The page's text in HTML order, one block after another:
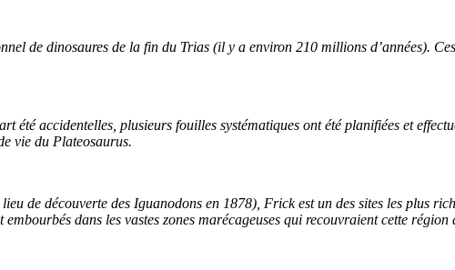
de dinosaures de la fin du Trias (il y a environ 210 millions d’années).
été accidentelles, plusieurs fouilles systématiques ont été planifiées et
vie du Plateosaurus.
de découverte des Iguanodons en 1878), Frick est un des sites les plus
dans les vastes zones marécageuses qui recouvraient cette